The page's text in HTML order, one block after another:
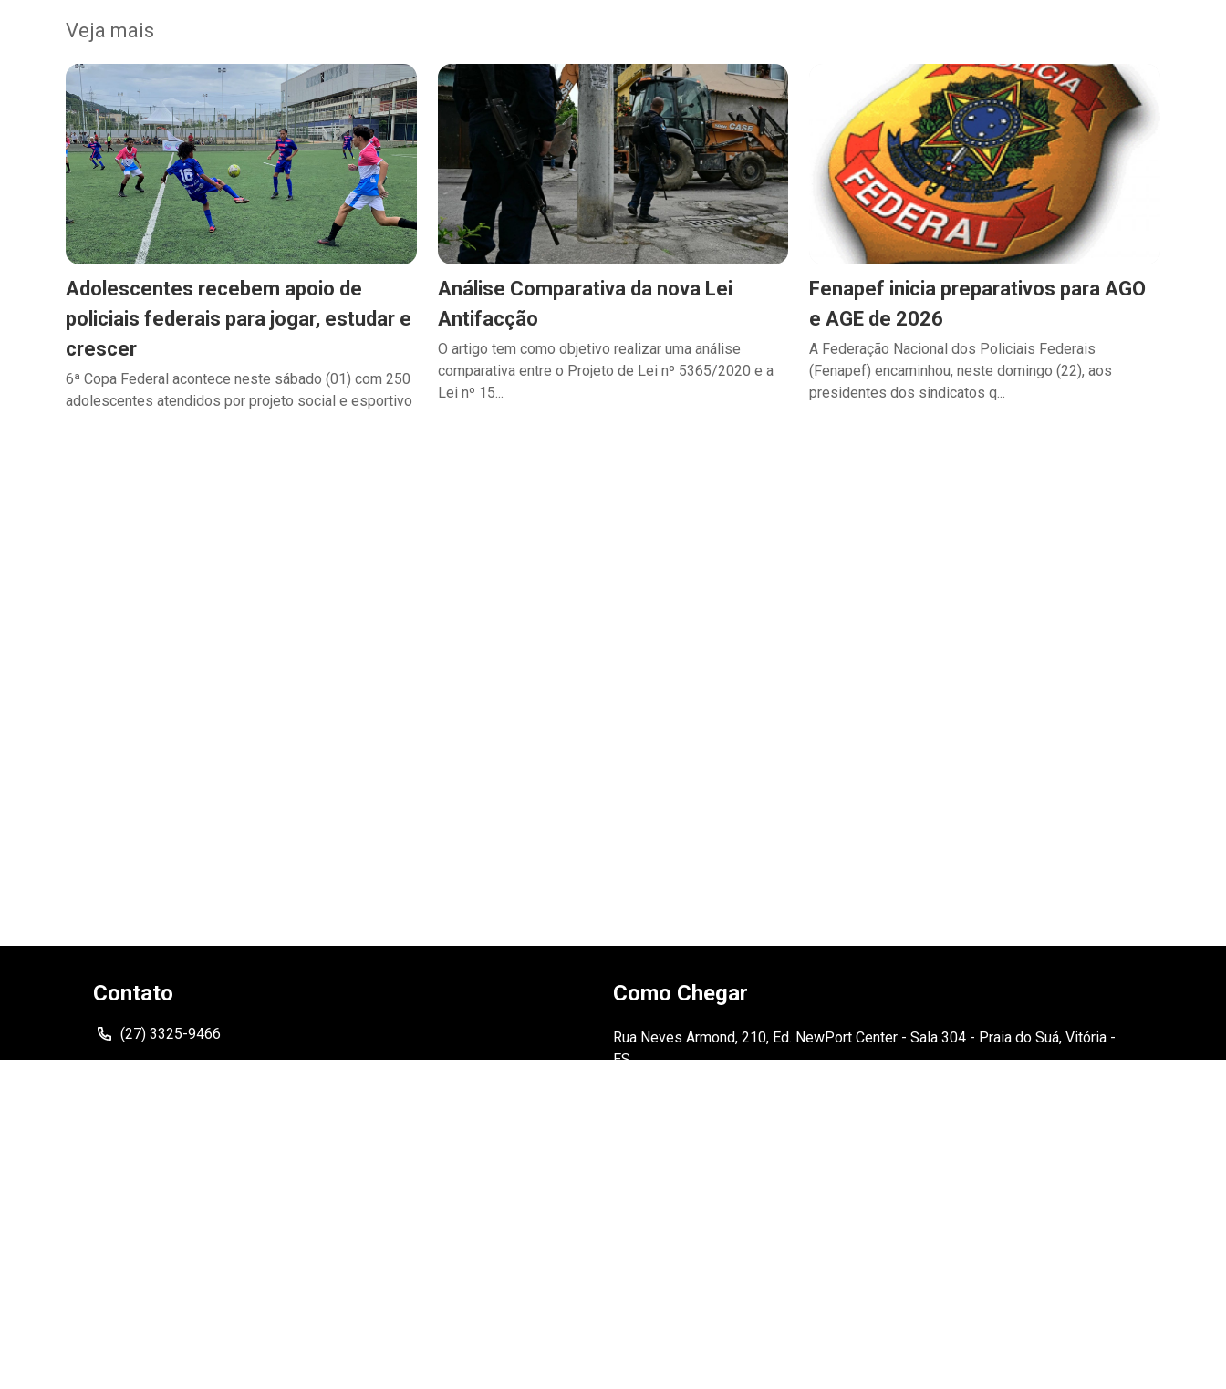
Veja mais
Adolescentes recebem apoio de
policiais federais para jogar, estudar e
crescer
6ª Copa Federal acontece neste sábado (01) com 250
adolescentes atendidos por projeto social e esportivo
Análise Comparativa da nova Lei
Antifacção
O artigo tem como objetivo realizar uma análise
comparativa entre o Projeto de Lei nº 5365/2020 e a
Lei nº 15...
Fenapef inicia preparativos para AGO
e AGE de 2026
A Federação Nacional dos Policiais Federais
(Fenapef) encaminhou, neste domingo (22), aos
presidentes dos sindicatos q...
Contato
(27) 3325-9466
Como Chegar
Rua Neves Armond, 210, Ed. NewPort Center - Sala 304 - Praia do Suá, Vitória -
ES